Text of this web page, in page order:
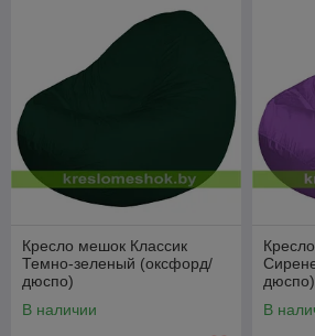
Кресло мешок Классик
Темно-зеленый (оксфорд/
дюспо)
В наличии
дюспо)
В